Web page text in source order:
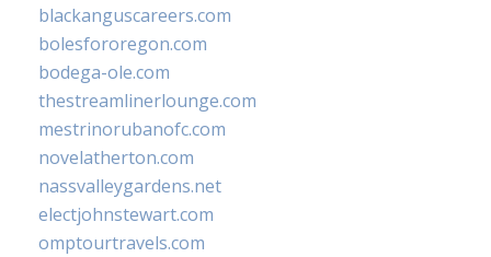
blackanguscareers.com
bolesfororegon.com
bodega-ole.com
thestreamlinerlounge.com
mestrinorubanofc.com
novelatherton.com
nassvalleygardens.net
electjohnstewart.com
omptourtravels.com